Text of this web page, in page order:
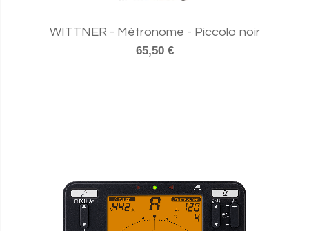
WITTNER - Métronome - Piccolo noir
65,50 €